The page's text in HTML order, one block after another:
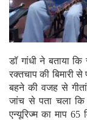
डॉ गांधी ने बताया
रक्तचाप की बिमारी
बहने की वजह से
जांच से पता चला कि
एन्यूरिज्म का माप